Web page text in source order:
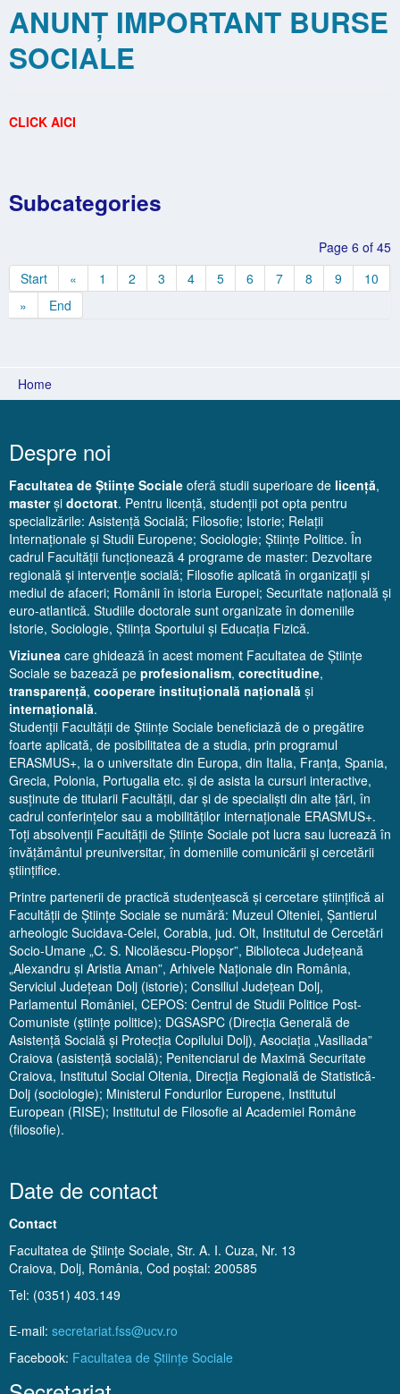
ANUNȚ IMPORTANT BURSE
SOCIALE
CLICK AICI
Subcategories
Page 6 of 45
Start
« 1 2 3 4 5 6 7 8 9
10
»
End
Home
Despre noi
Facultatea de Științe Sociale oferă studii superioare de licență,
masterși doctorat. Pentru licență, studenții pot opta pentru
specializările: Asistență Socială; Filosofie; Istorie; Relații
Internaționale și Studii Europene; Sociologie; Științe Politice. În
cadrul Facultății funcționează 4 programe de master: Dezvoltare
regională și intervenție socială; Filosofie aplicată în organizații și
mediul de afaceri; Românii în istoria Europei; Securitate națională și
euro-atlantică. Studiile doctorale sunt organizate în domeniile
Istorie, Sociologie, Știința Sportului și Educația Fizică.
Viziunea care ghidează în acest moment Facultatea de Științe
Sociale se bazează pe profesionalism, corectitudine,
transparență, cooperare instituțională națională și
internațională.
Studenții Facultății de Științe Sociale beneficiază de o pregătire
foarte aplicată, de posibilitatea de a studia, prin programul
ERASMUS+, la o universitate din Europa, din Italia, Franța, Spania,
Grecia, Polonia, Portugalia etc. și de asista la cursuri interactive,
susținute de titularii Facultății, dar și de specialiști din alte țări, în
cadrul conferințelor sau a mobilităților internaționale ERASMUS+.
Toți absolvenții Facultății de Științe Sociale pot lucra sau lucrează în
învățământul preuniversitar, în domeniile comunicării și cercetării
științifice.
Printre partenerii de practică studențească și cercetare științifică ai
Facultății de Științe Sociale se numără: Muzeul Olteniei, Șantierul
arheologic Sucidava-Celei, Corabia, jud. Olt, Institutul de Cercetări
Socio-Umane „C. S. Nicolăescu-Plopșor”, Biblioteca Județeană
„Alexandru și Aristia Aman”, Arhivele Naționale din România,
Serviciul Județean Dolj (istorie); Consiliul Județean Dolj,
Parlamentul României, CEPOS: Centrul de Studii Politice Post-
Comuniste (științe politice); DGSASPC (Direcția Generală de
Asistență Socială și Protecția Copilului Dolj), Asociația „Vasiliada”
Craiova (asistență socială); Penitenciarul de Maximă Securitate
Craiova, Institutul Social Oltenia, Direcția Regională de Statistică-
Dolj (sociologie); Ministerul Fondurilor Europene, Institutul
European (RISE); Institutul de Filosofie al Academiei Române
(filosofie).
Date de contact
Contact
Facultatea de Ştiinţe Sociale, Str. A. I. Cuza, Nr. 13
Craiova, Dolj, România, Cod poștal: 200585
Tel: (0351) 403.149
E-mail: secretariat.fss@ucv.ro
Facebook: Facultatea de Științe Sociale